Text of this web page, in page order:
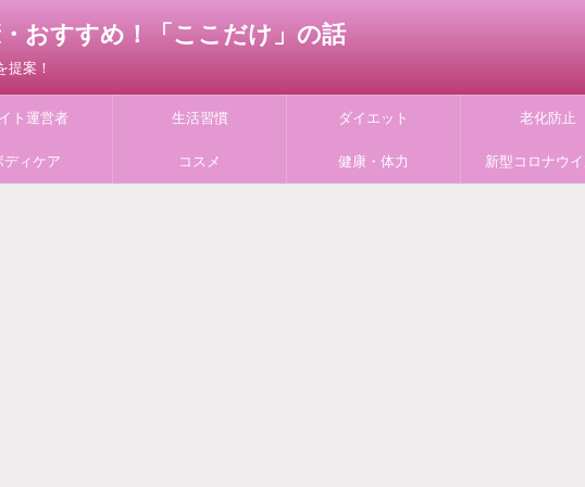
おすすめ！「ここだけ」の話
提案！
ト運営者 生活習慣 ダイエット 老化防止
ディケア コスメ 健康・体力 新型コロナウ